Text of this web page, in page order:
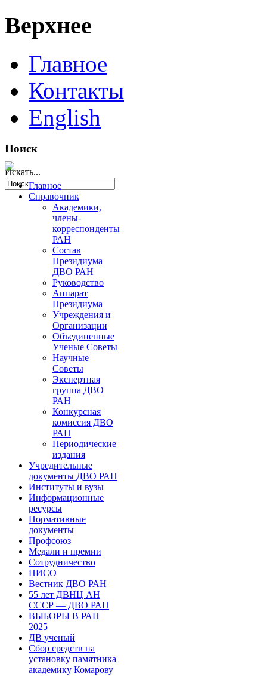
Верхнее
Главное
Контакты
English
Поиск
Искать...
Главное
Справочник
Академики,
члены-
корреспонденты
РАН
Состав
Президиума
ДВО РАН
Руководство
Аппарат
Президиума
Учреждения и
Организации
Объединенные
Ученые Советы
Научные
Советы
Экспертная
группа ДВО
РАН
Конкурсная
комиссия ДВО
РАН
Периодические
издания
Учредительные
документы ДВО РАН
Институты и вузы
Информационные
ресурсы
Нормативные
документы
Профсоюз
Медали и премии
Сотрудничество
НИСО
Вестник ДВО РАН
55 лет ДВНЦ АН
СССР — ДВО РАН
ВЫБОРЫ В РАН
2025
ДВ ученый
Сбор средств на
установку памятника
академику Комарову